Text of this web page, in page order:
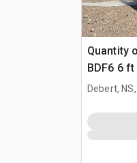
Quantity
BDF6 6
Boat
Debert,